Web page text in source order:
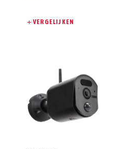
VERGELIJKEN